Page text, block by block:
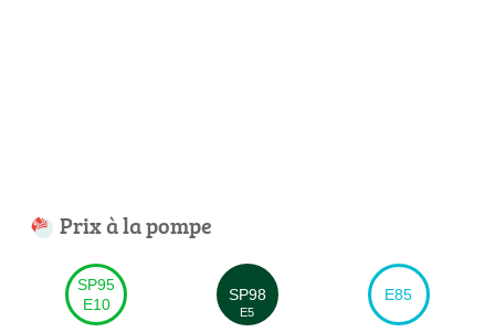
Prix à la pompe
SP95
E10
SP98
E5
E85